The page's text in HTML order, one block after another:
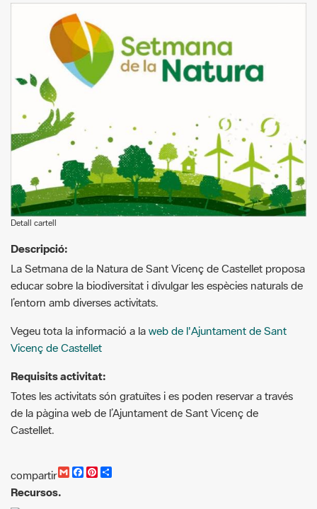
Detall cartell
Descripció:
La Setmana de la Natura de Sant Vicenç de Castellet proposa
educar sobre la biodiversitat i divulgar les espècies naturals de
l’entorn amb diverses activitats.
Vegeu tota la informació a la web de l'Ajuntament de Sant
Vicenç de Castellet
Requisits activitat:
Totes les activitats són gratuïtes i es poden reservar a través
de la pàgina web de l’Ajuntament de Sant Vicenç de
Castellet.
compartir
G
F
P
Recursos.